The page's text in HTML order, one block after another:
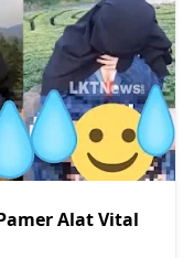
Alat Vital